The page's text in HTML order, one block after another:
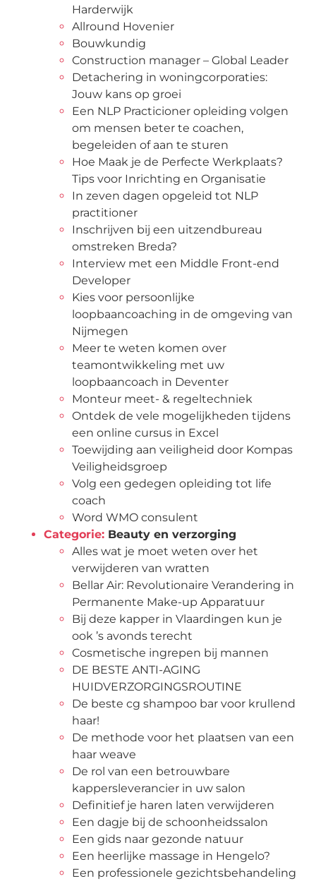
Harderwijk
Allround Hovenier
Bouwkundig
Construction manager – Global Leader
Detachering in woningcorporaties:
Jouw kans op groei
Een NLP Practicioner opleiding volgen
om mensen beter te coachen,
begeleiden of aan te sturen
Hoe Maak je de Perfecte Werkplaats?
Tips voor Inrichting en Organisatie
In zeven dagen opgeleid tot NLP
practitioner
Inschrijven bij een uitzendbureau
omstreken Breda?
Interview met een Middle Front-end
Developer
Kies voor persoonlijke
loopbaancoaching in de omgeving van
Nijmegen
Meer te weten komen over
teamontwikkeling met uw
loopbaancoach in Deventer
Monteur meet- & regeltechniek
Ontdek de vele mogelijkheden tijdens
een online cursus in Excel
Toewijding aan veiligheid door Kompas
Veiligheidsgroep
Volg een gedegen opleiding tot life
coach
Word WMO consulent
Categorie: Beauty en verzorging
Alles wat je moet weten over het
verwijderen van wratten
Bellar Air: Revolutionaire Verandering in
Permanente Make-up Apparatuur
Bij deze kapper in Vlaardingen kun je
ook ’s avonds terecht
Cosmetische ingrepen bij mannen
DE BESTE ANTI-AGING
HUIDVERZORGINGSROUTINE
De beste cg shampoo bar voor krullend
haar!
De methode voor het plaatsen van een
haar weave
De rol van een betrouwbare
kappersleverancier in uw salon
Definitief je haren laten verwijderen
Een dagje bij de schoonheidssalon
Een gids naar gezonde natuur
Een heerlijke massage in Hengelo?
Een professionele gezichtsbehandeling